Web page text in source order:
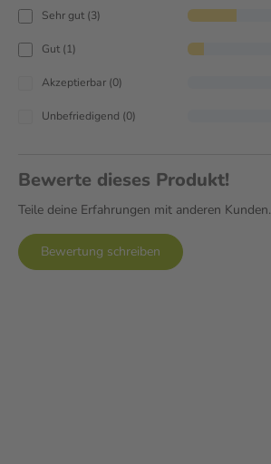
Sehr gut (3)
Gut (1)
Akzeptierbar (0)
Unbefriedigend (0)
Bewerte dieses Produkt!
Teile deine Erfahrungen mit anderen Kunden.
Bewertung schreiben